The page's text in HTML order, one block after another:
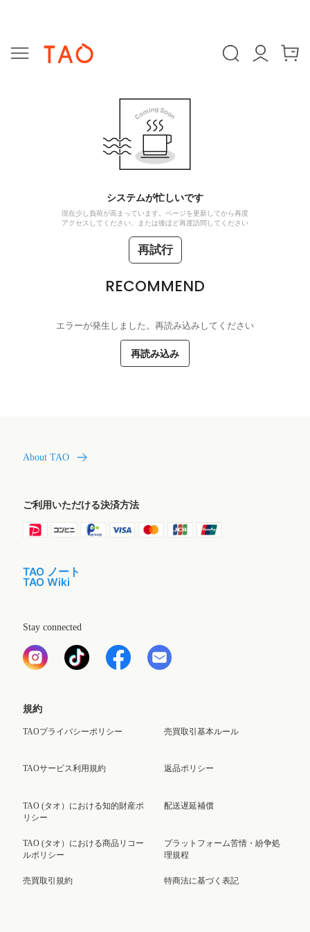
システムが忙しいです
現在少し負荷が高まっています。ページを更新してから再度
アクセスしてください、または後ほど再度訪問してください
再試行
RECOMMEND
エラーが発生しました。再読み込みしてください
再読み込み
About TAO
ご利用いただける決済方法
TAO ノート
TAO Wiki
Stay connected
規約
TAOプライバシーポリシー
TAOサービス利用規約
TAO (タオ）における知的財産ポ
リシー
TAO (タオ）における商品リコー
ルポリシー
売買取引規約
売買取引基本ルール
返品ポリシー
配送遅延補償
プラットフォーム苦情・紛争処
理規程
特商法に基づく表記